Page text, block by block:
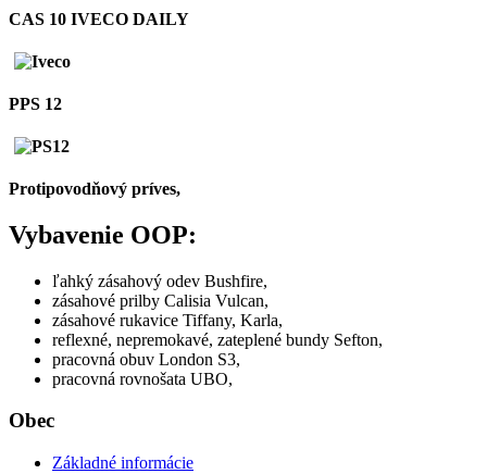
CAS 10 IVECO DAILY
PPS 12
Protipovodňový príves,
Vybavenie OOP:
ľahký zásahový odev Bushfire,
zásahové prilby Calisia Vulcan,
zásahové rukavice Tiffany, Karla,
reflexné, nepremokavé, zateplené bundy Sefton,
pracovná obuv London S3,
pracovná rovnošata UBO,
Obec
Základné informácie